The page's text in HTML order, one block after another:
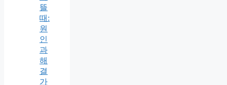
뜰
때:
원
인
과
해
결
가